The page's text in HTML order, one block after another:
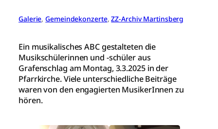
Galerie, Gemeindekonzerte, ZZ-Archiv Martinsberg
Ein musikalisches ABC gestalteten die
Musikschülerinnen und -schüler aus
Grafenschlag am Montag, 3.3.2025 in der
Pfarrkirche. Viele unterschiedliche Beiträge
waren von den engagierten MusikerInnen zu
hören.